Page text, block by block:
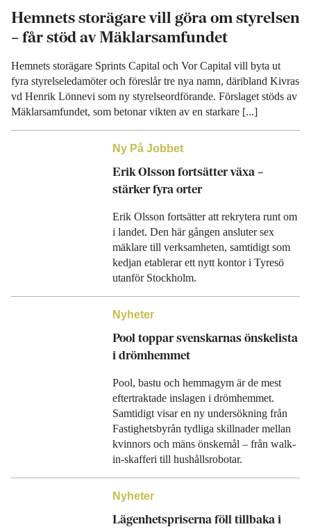
Hemnets storägare vill göra om styrelsen
– får stöd av Mäklarsamfundet
Hemnets storägare Sprints Capital och Vor Capital vill byta ut
fyra styrelseledamöter och föreslår tre nya namn, däribland Kivras
vd Henrik Lönnevi som ny styrelseordförande. Förslaget stöds av
Mäklarsamfundet, som betonar vikten av en starkare [...]
Ny På Jobbet
Erik Olsson fortsätter växa –
stärker fyra orter
Erik Olsson fortsätter att rekrytera runt om
i landet. Den här gången ansluter sex
mäklare till verksamheten, samtidigt som
kedjan etablerar ett nytt kontor i Tyresö
utanför Stockholm.
Nyheter
Pool toppar svenskarnas önskelista
i drömhemmet
Pool, bastu och hemmagym är de mest
eftertraktade inslagen i drömhemmet.
Samtidigt visar en ny undersökning från
Fastighetsbyrån tydliga skillnader mellan
kvinnors och mäns önskemål – från walk-
in-skafferi till hushållsrobotar.
Nyheter
Lägenhetspriserna föll tillbaka i